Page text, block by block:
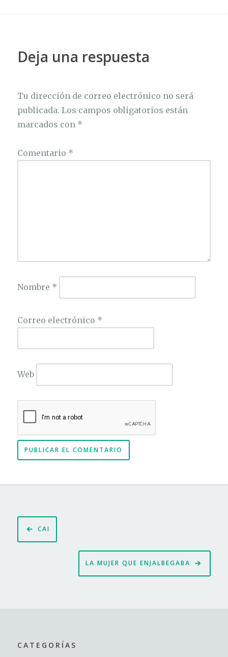
Deja una respuesta
Tu dirección de correo electrónico no será
publicada. Los campos obligatorios están
marcados con *
Comentario *
Nombre *
Correo electrónico *
Web
Navegación
de
CAI
LA MUJER QUE ENJALBEGABA
CATEGORÍAS